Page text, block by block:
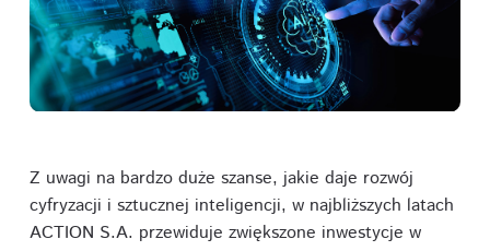
Z uwagi na bardzo duże szanse, jakie daje rozwój
cyfryzacji i sztucznej inteligencji, w najbliższych latach
ACTION S.A. przewiduje zwiększone inwestycje w